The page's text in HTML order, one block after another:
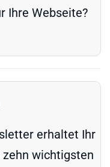
Ihre Webseite?
erhaltet Ihr
wichtigsten